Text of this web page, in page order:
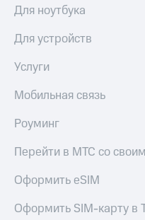
развитие
деловая этика
На главную
Для ноутбука
Для устройств
Услуги
Мобильная связь
Роуминг
Перейти в МТС со
Оформить eSIM
Оформить SIM-карту в